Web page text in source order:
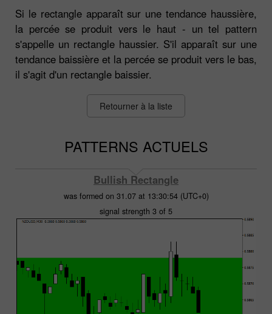
Si le rectangle apparaît sur une tendance haussière,
la percée se produit vers le haut - un tel pattern
s'appelle un rectangle haussier. S'il apparaît sur une
tendance baissière et la percée se produit vers le bas,
il s'agit d'un rectangle baissier.
Retourner à la liste
PATTERNS ACTUELS
Bullish Rectangle
was formed on 31.07 at 13:30:54 (UTC+0)
signal strength 3 of 5